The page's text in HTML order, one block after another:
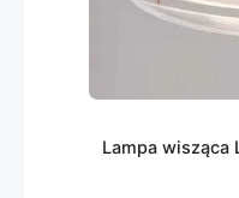
Lampa wisząca